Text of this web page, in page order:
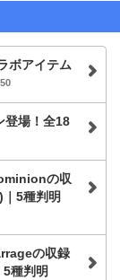
ボアイテム
登場！全18
の収
5種判明
の収録
種判明